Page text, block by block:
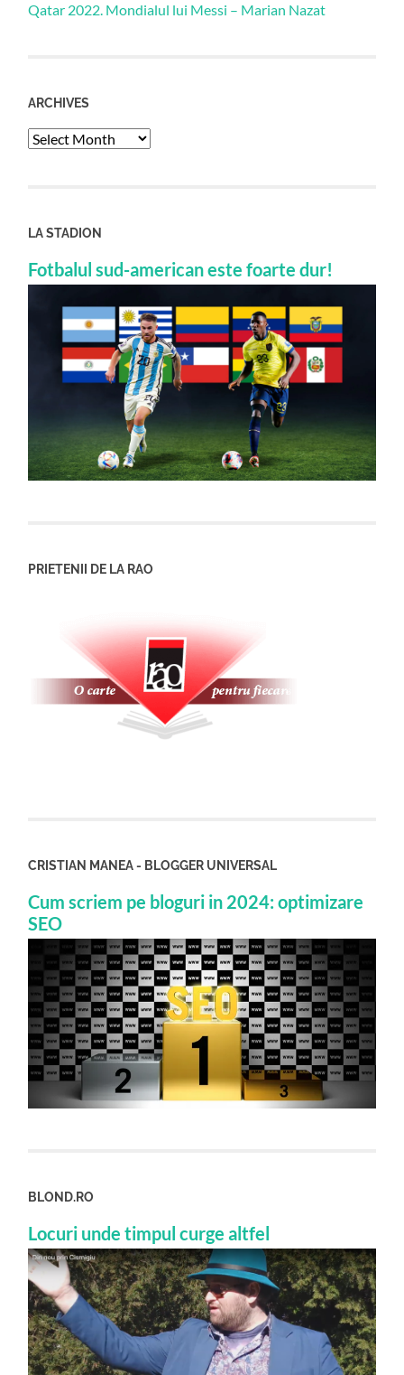
Qatar 2022. Mondialul lui Messi – Marian Nazat
ARCHIVES
Archives
LA STADION
Fotbalul sud-american este foarte dur!
PRIETENII DE LA RAO
CRISTIAN MANEA - BLOGGER UNIVERSAL
Cum scriem pe bloguri in 2024: optimizare
SEO
BLOND.RO
Locuri unde timpul curge altfel